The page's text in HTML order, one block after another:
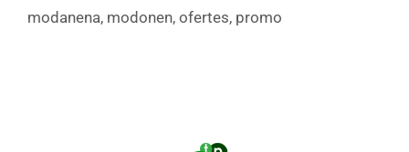
modanena, modonen, ofertes, promo